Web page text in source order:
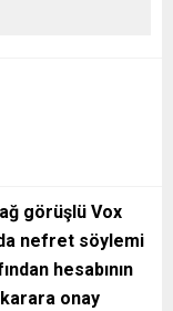
görüşlü Vox
nefret söylemi
hesabının
onay